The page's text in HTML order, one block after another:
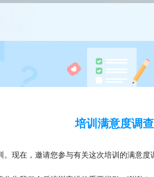
培训满意度调查
。现在，邀请您参与有关这次培训的满意